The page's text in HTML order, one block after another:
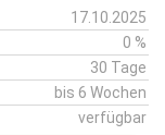
17.10.2025
0 %
30 Tage
bis 6 Wochen
verfügbar